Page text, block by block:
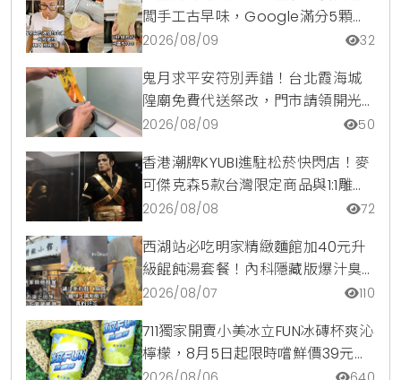
闆手工古早味，Google滿分5顆星
銅板美食
2026/08/09 32
鬼月求平安符別弄錯！台北霞海城
隍廟免費代送祭改，門市請領開光
符令與平安符貼紙優惠一次看
2026/08/09 50
香港潮牌KYUBI進駐松菸快閃店！麥
可傑克森5款台灣限定商品與1:1雕像
震撼登場
2026/08/08 72
西湖站必吃明家精緻麵館加40元升
級餛飩湯套餐！內科隱藏版爆汁臭
豆腐麵與牛肉麵疙瘩平價攻略
2026/08/07 110
711獨家開賣小美冰立FUN冰磚杯爽沁
檸檬，8月5日起限時嚐鮮價39元特
調咖啡氣泡水超讚